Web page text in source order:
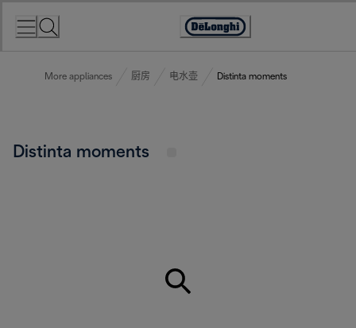
Accessibility
More appliances 厨房 电水壶 Distinta moments
Distinta moments